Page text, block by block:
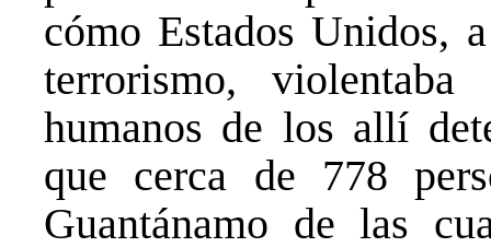
cómo Estados Unidos,
terrorismo, violentaba
humanos de los allí
que cerca de 778
Guantánamo de las